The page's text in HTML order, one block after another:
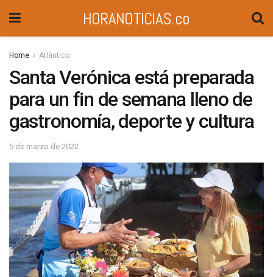
HORANOTICIAS.co
Home Atlántico
Santa Verónica está preparada
para un fin de semana lleno de
gastronomía, deporte y cultura
5 de marzo de 2022